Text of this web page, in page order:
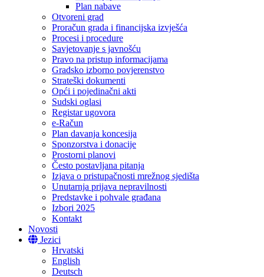
Plan nabave
Otvoreni grad
Proračun grada i financijska izvješća
Procesi i procedure
Savjetovanje s javnošću
Pravo na pristup informacijama
Gradsko izborno povjerenstvo
Strateški dokumenti
Opći i pojedinačni akti
Sudski oglasi
Registar ugovora
e-Račun
Plan davanja koncesija
Sponzorstva i donacije
Prostorni planovi
Često postavljana pitanja
Izjava o pristupačnosti mrežnog sjedišta
Unutarnja prijava nepravilnosti
Predstavke i pohvale građana
Izbori 2025
Kontakt
Novosti
Jezici
Hrvatski
English
Deutsch